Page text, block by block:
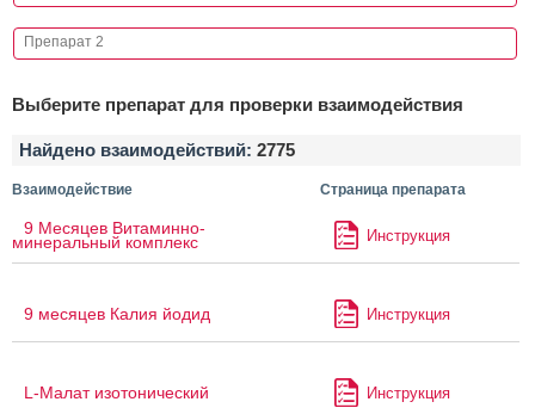
Выберите препарат для проверки взаимодействия
Найдено взаимодействий: 2775
Взаимодействие Страница препарата
9 Месяцев Витаминно-
минеральный комплекс Инструкция
9 месяцев Калия йодид Инструкция
L-Малат изотонический Инструкция